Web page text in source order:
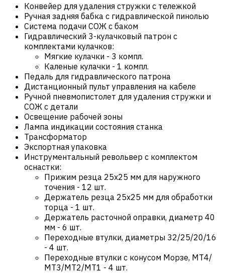
Конвейер для удаления стружки с тележкой
Ручная задняя бабка с гидравлической пинолью
Система подачи СОЖ с баком
Гидравлический 3-кулачковый патрон с
комплектами кулачков:
Мягкие кулачки - 3 компл.
Каленые кулачки - 1 компл.
Педаль для гидравлического патрона
Дистанционный пульт управления на кабеле
Ручной пневмопистолет для удаления стружки и
СОЖ с детали
Освещение рабочей зоны
Лампа индикации состояния станка
Трансформатор
Экспортная упаковка
Инструментальный револьвер с комплектом
оснастки:
Прижим резца 25х25 мм для наружного
точения - 12 шт.
Держатель резца 25х25 мм для обработки
торца - 1 шт.
Держатель расточной оправки, диаметр 40
мм - 6 шт.
Переходные втулки, диаметры 32/25/20/16
- 4 шт.
Переходные втулки с конусом Морзе, МT4/
МT3/MT2/MT1 - 4 шт.